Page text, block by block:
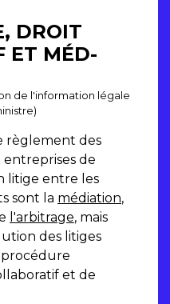
DROIT
ET MÉD-
de l'information légale
règlement des
de
litige entre les
sont la médiation,
l'arbitrage, mais
des litiges
procédure
et de